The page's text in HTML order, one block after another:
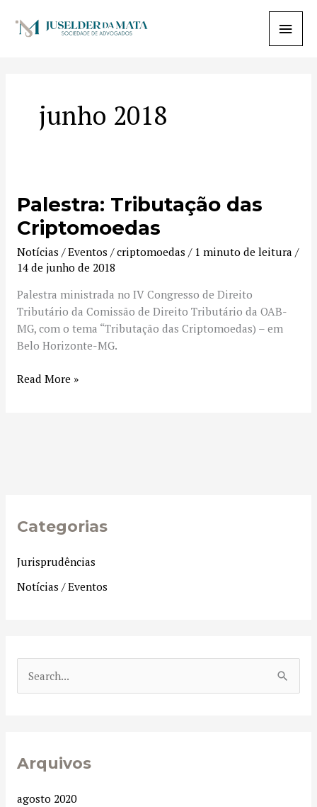
para
Menu
junho 2018
Palestra: Tributação das
Criptomoedas
Notícias / Eventos /criptomoedas / 1 minuto de leitura /
14 de junho de 2018
Palestra ministrada no IV Congresso de Direito
Tributário da Comissão de Direito Tributário da OAB-
MG, com o tema “Tributação das Criptomoedas) – em
Belo Horizonte-MG.
Palestra:
Tributação
das
Criptomoedas
Read More »
Categorias
Jurisprudências
Notícias / Eventos
u
Arquivos
agosto 2020